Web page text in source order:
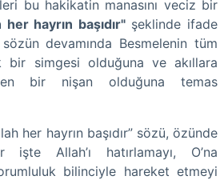
bu hakikatin manasını veciz bir
hayrın başıdır"şeklinde ifade
devamında Besmelenin tüm
bir simgesi olduğuna ve akıllara
bir nişan olduğuna temas
her hayrın başıdır” sözü, özünde
işte Allah’ı hatırlamayı, O’na
bilinciyle hareket etmeyi